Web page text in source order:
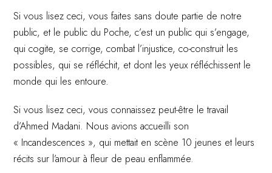
Si vous lisez ceci, vous faites sans doute partie de notre
public, et le public du Poche, c’est un public qui s’engage,
qui cogite, se corrige, combat l’injustice, co-construit les
possibles, qui se réfléchit, et dont les yeux réfléchissent le
monde qui les entoure.
Si vous lisez ceci, vous connaissez peut-être le travail
d’Ahmed Madani. Nous avions accueilli son
« Incandescences », qui mettait en scène 10 jeunes et leurs
récits sur l’amour à fleur de peau enflammée.